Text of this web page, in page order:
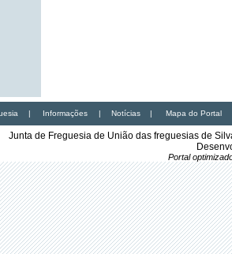
| Informações | Notícias | Mapa do Portal
Junta de Freguesia de União das freguesias de
Portal